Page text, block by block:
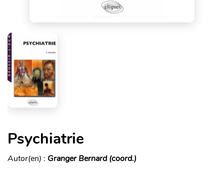
Psychiatrie
Autor(en) : Granger Bernard (coord.)